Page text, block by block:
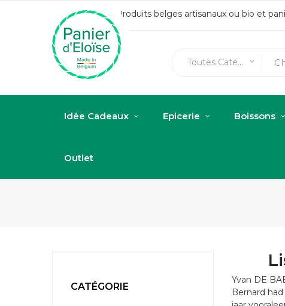
Produits belges artisanaux ou bio et
Toutes Catégories keyboard_arrow_down
Idée Cadeaux Epicerie Boissons
Outlet
CATÉGORIE
Yvan DE
Bernard